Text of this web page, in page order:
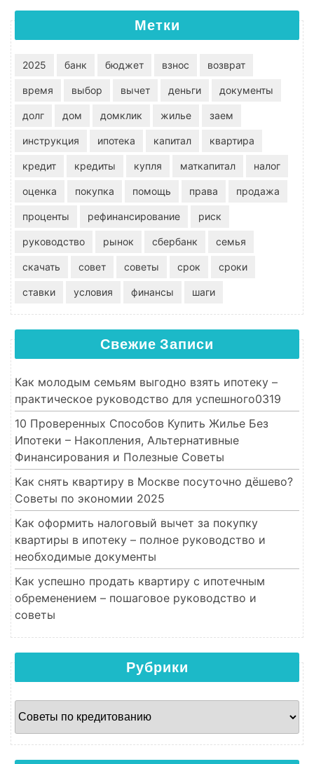
Метки
2025 банк бюджет взнос возврат
время выбор вычет деньги документы
долг дом домклик жилье заем
инструкция ипотека капитал квартира
кредит кредиты купля маткапитал налог
оценка покупка помощь права продажа
проценты рефинансирование риск
руководство рынок сбербанк семья
скачать совет советы срок сроки
ставки условия финансы шаги
Свежие Записи
Как молодым семьям выгодно взять ипотеку –
практическое руководство для успешного0319
10 Проверенных Способов Купить Жилье Без
Ипотеки – Накопления, Альтернативные
Финансирования и Полезные Советы
Как снять квартиру в Москве посуточно дёшево?
Советы по экономии 2025
Как оформить налоговый вычет за покупку
квартиры в ипотеку – полное руководство и
необходимые документы
Как успешно продать квартиру с ипотечным
обременением – пошаговое руководство и
советы
Рубрики
Рубрики